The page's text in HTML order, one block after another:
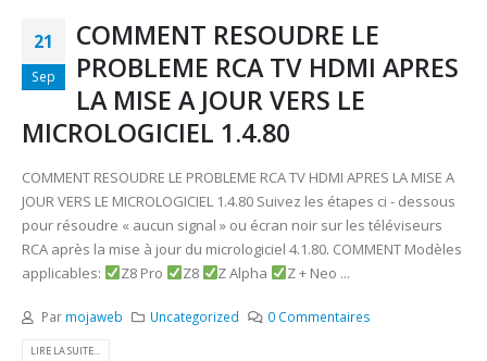
21
Sep
COMMENT RESOUDRE LE
PROBLEME RCA TV HDMI APRES
LA MISE A JOUR VERS LE
MICROLOGICIEL 1.4.80
COMMENT RESOUDRE LE PROBLEME RCA TV HDMI APRES LA MISE A
JOUR VERS LE MICROLOGICIEL 1.4.80 Suivez les étapes ci - dessous
pour résoudre « aucun signal » ou écran noir sur les téléviseurs
RCA après la mise à jour du micrologiciel 4.1.80. COMMENT Modèles
applicables:
Z8 Pro Z8 Z Alpha Z + Neo ...
Par mojaweb Uncategorized 0 Commentaires
LIRE LA SUITE...